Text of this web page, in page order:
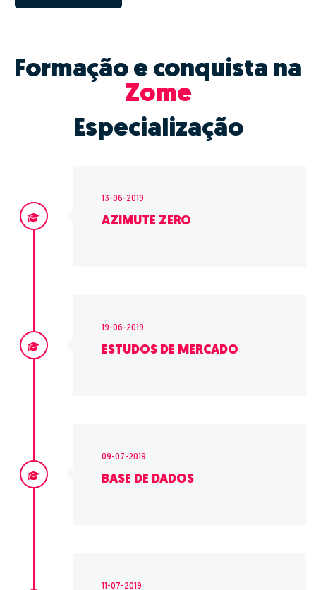
Formação e conquista na
Zome
Especialização
13-06-2019
AZIMUTE ZERO
19-06-2019
ESTUDOS DE MERCADO
09-07-2019
BASE DE DADOS
11-07-2019